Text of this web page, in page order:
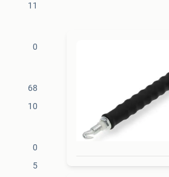
11
0
68
10
0
5